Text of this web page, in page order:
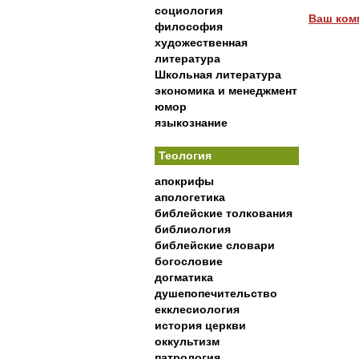
социология
философия
художественная
литература
Школьная литература
экономика и менеджмент
юмор
языкознание
Теология
апокрифы
апологетика
библейские толкования
библиология
библейские словари
богословие
догматика
душепопечительство
екклесиология
история церкви
оккультизм
Ваш